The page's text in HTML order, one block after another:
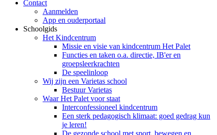
Contact
Aanmelden
App en ouderportaal
Schoolgids
Het Kindcentrum
Missie en visie van kindcentrum Het Palet
Functies en taken o.a. directie, IB'er en
groepsleerkrachten
De speelinloop
Wij zijn een Varietas school
Bestuur Varietas
Waar Het Palet voor staat
Interconfessioneel kindcentrum
Een sterk pedagogisch klimaat: goed gedrag kun
je leren!
De gezonde school met sport, bewegen en